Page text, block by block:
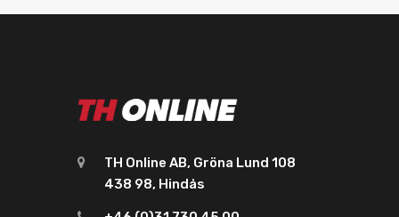
TH Online AB, Gröna Lund 108
438 98, Hindås